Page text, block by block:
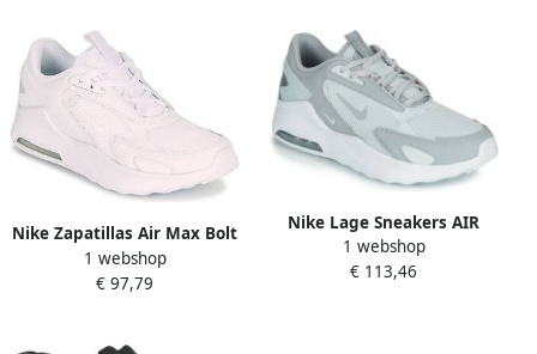
Nike Zapatillas Air Max Bolt
Wit
1 webshop
€ 97,79
Nike Lage Sneakers AIR
MAX BOLT
1 webshop
€ 113,46